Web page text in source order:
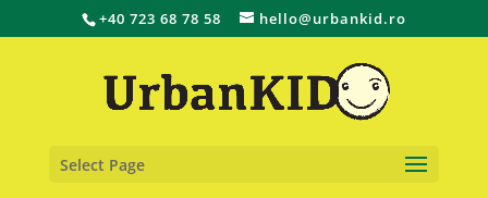
+40 723 68 78 58 hello@urbankid.ro
Select Page